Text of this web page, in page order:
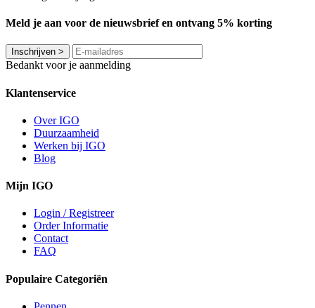
Meld je aan voor de nieuwsbrief en ontvang 5% korting
Inschrijven >
Bedankt voor je aanmelding
Klantenservice
Over IGO
Duurzaamheid
Werken bij IGO
Blog
Mijn IGO
Login / Registreer
Order Informatie
Contact
FAQ
Populaire Categoriën